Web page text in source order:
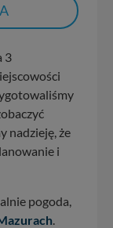
3
nadzieję, że
i
pogoda,
.